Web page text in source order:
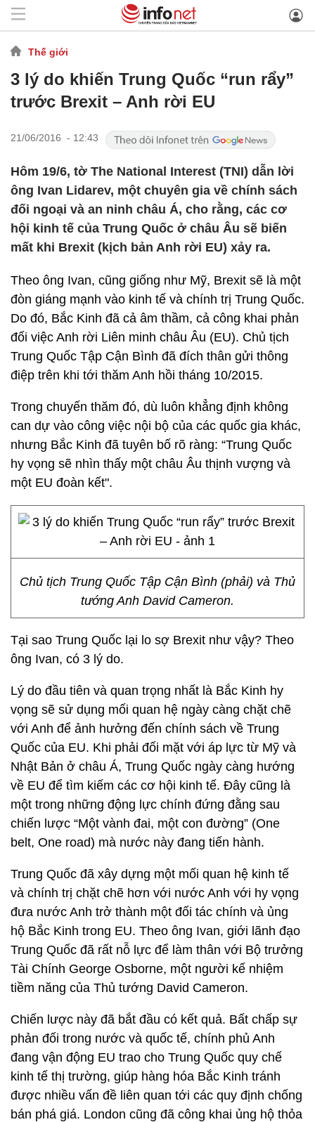
Thế giới
3 lý do khiến Trung Quốc “run rẩy”
trước Brexit – Anh rời EU
21/06/2016 - 12:43
Hôm 19/6, tờ The National Interest (TNI) dẫn lời
ông Ivan Lidarev, một chuyên gia về chính sách
đối ngoại và an ninh châu Á, cho rằng, các cơ
hội kinh tế của Trung Quốc ở châu Âu sẽ biến
mất khi Brexit (kịch bản Anh rời EU) xảy ra.
Theo ông Ivan, cũng giống như Mỹ, Brexit sẽ là một
đòn giáng mạnh vào kinh tế và chính trị Trung Quốc.
Do đó, Bắc Kinh đã cả âm thầm, cả công khai phản
đối việc Anh rời Liên minh châu Âu (EU). Chủ tịch
Trung Quốc Tập Cận Bình đã đích thân gửi thông
điệp trên khi tới thăm Anh hồi tháng 10/2015.
Trong chuyến thăm đó, dù luôn khẳng định không
can dự vào công việc nội bộ của các quốc gia khác,
nhưng Bắc Kinh đã tuyên bố rõ ràng: “Trung Quốc
hy vọng sẽ nhìn thấy một châu Âu thịnh vượng và
một EU đoàn kết".
Chủ tịch Trung Quốc Tập Cận Bình (phải) và Thủ
tướng Anh David Cameron.
Tại sao Trung Quốc lại lo sợ Brexit như vậy? Theo
ông Ivan, có 3 lý do.
Lý do đầu tiên và quan trọng nhất là Bắc Kinh hy
vọng sẽ sử dụng mối quan hệ ngày càng chặt chẽ
với Anh để ảnh hưởng đến chính sách về Trung
Quốc của EU. Khi phải đối mặt với áp lực từ Mỹ và
Nhật Bản ở châu Á, Trung Quốc ngày càng hướng
về EU để tìm kiếm các cơ hội kinh tế. Đây cũng là
một trong những động lực chính đứng đằng sau
chiến lược “Một vành đai, một con đường” (One
belt, One road) mà nước này đang tiến hành.
Trung Quốc đã xây dựng một mối quan hệ kinh tế
và chính trị chặt chẽ hơn với nước Anh với hy vọng
đưa nước Anh trở thành một đối tác chính và ủng
hộ Bắc Kinh trong EU. Theo ông Ivan, giới lãnh đạo
Trung Quốc đã rất nỗ lực để làm thân với Bộ trưởng
Tài Chính George Osborne, một người kế nhiệm
tiềm năng của Thủ tướng David Cameron.
Chiến lược này đã bắt đầu có kết quả. Bất chấp sự
phản đối trong nước và quốc tế, chính phủ Anh
đang vận động EU trao cho Trung Quốc quy chế
kinh tế thị trường, giúp hàng hóa Bắc Kinh tránh
được nhiều vấn đề liên quan tới các quy định chống
bán phá giá. London cũng đã công khai ủng hộ thỏa